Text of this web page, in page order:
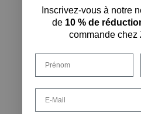
PAIEMENT
FORME DE
Inscrivez-vous à notre
de 10 % de
commande chez
Prénom
Email